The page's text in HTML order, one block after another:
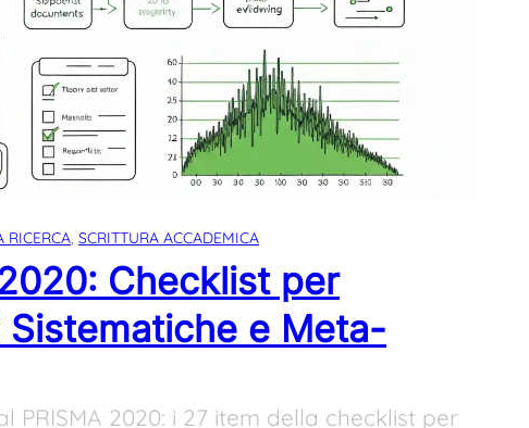
RICERCA, SCRITTURA ACCADEMICA
Checklist per
Sistematiche e Meta-
PRISMA 2020: i 27 item della checklist per